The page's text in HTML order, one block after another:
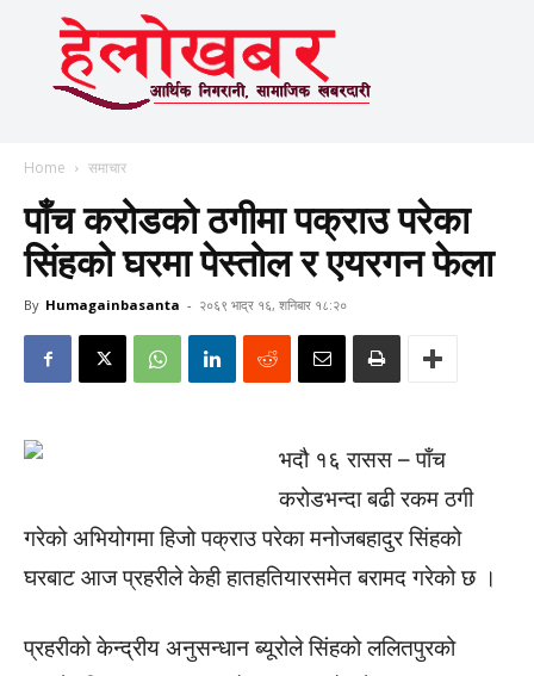
Home समाचार
पाँच करोडको ठगीमा पक्राउ परेका
सिंहको घरमा पेस्तोल र एयरगन फेला
By Humagainbasanta - २०६९ भाद्र १६, शनिबार १८:२०
भदौ १६ रासस – पाँच
करोडभन्दा बढी रकम ठगी
गरेको अभियोगमा हिजो पक्राउ परेका मनोजबहादुर सिंहको
घरबाट आज प्रहरीले केही हातहतियारसमेत बरामद गरेको छ ।
प्रहरीको केन्द्रीय अनुसन्धान ब्यूरोले सिंहको ललितपुरको